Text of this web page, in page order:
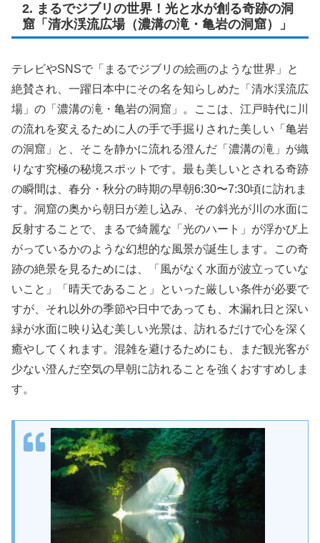
2. まるでジブリの世界！光と水が創る奇跡の洞
窟「清水渓流広場（濃溝の滝・亀岩の洞窟）」
テレビやSNSで「まるでジブリの絵画のような世界」と
絶賛され、一躍日本中にその名を知らしめた「清水渓流広
場」の「濃溝の滝・亀岩の洞窟」。ここは、江戸時代に川
の流れを変えるために人の手で手掘りされた美しい「亀岩
の洞窟」と、そこを静かに流れる澄んだ「濃溝の滝」が織
りなす究極の秘境スポットです。最も美しいとされる奇跡
の瞬間は、春分・秋分の時期の早朝6:30〜7:30頃に訪れま
す。洞窟の奥から朝日が差し込み、その斜光が川の水面に
反射することで、まるで綺麗な「光のハート」が浮かび上
がっているかのような幻想的な風景が誕生します。この奇
跡の絶景を見るためには、「風がなく水面が波立っていな
いこと」「晴天であること」といった厳しい条件が必要で
すが、それ以外の季節や日中であっても、木漏れ日と深い
緑が水面に映り込む美しい光景は、訪れるだけで心を深く
癒やしてくれます。混雑を避けるためにも、まだ観光客が
少ない澄んだ空気の早朝に訪れることを強くおすすめしま
す。